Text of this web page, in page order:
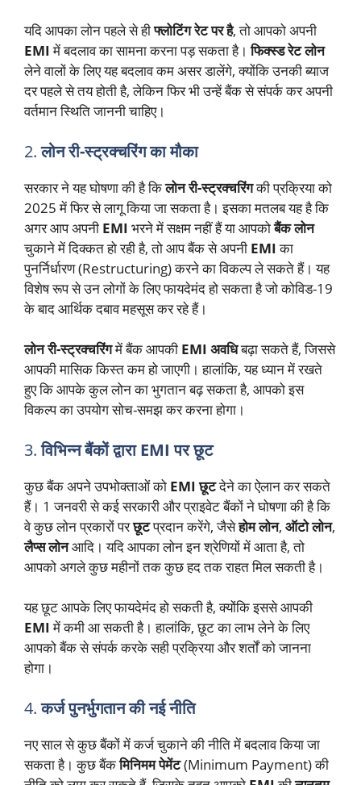
यदि आपका लोन पहले से हीफ्लोटिंग रेट पर है, तो आपको अपनी
EMI में बदलाव का सामना करना पड़ सकता है।फिक्स्ड रेट लोन
लेने वालों के लिए यह बदलाव कम असर डालेंगे, क्योंकि उनकी ब्याज
दर पहले से तय होती है, लेकिन फिर भी उन्हें बैंक से संपर्क कर अपनी
वर्तमान स्थिति जाननी चाहिए।
2.लोन री-स्ट्रक्चरिंग का मौका
सरकार ने यह घोषणा की है किलोन री-स्ट्रक्चरिंगकी प्रक्रिया को
2025 में फिर से लागू किया जा सकता है। इसका मतलब यह है कि
अगर आप अपनी EMI भरने में सक्षम नहीं हैं या आपकोबैंक लोन
चुकाने में दिक्कत हो रही है, तो आप बैंक से अपनी EMI का
पुनर्निर्धारण (Restructuring) करने का विकल्प ले सकते हैं। यह
विशेष रूप से उन लोगों के लिए फायदेमंद हो सकता है जो कोविड-19
के बाद आर्थिक दबाव महसूस कर रहे हैं।
लोन री-स्ट्रक्चरिंगमें बैंक आपकी EMI अवधिबढ़ा सकते हैं, जिससे
आपकी मासिक किस्त कम हो जाएगी। हालांकि, यह ध्यान में रखते
हुए कि आपके कुल लोन का भुगतान बढ़ सकता है, आपको इस
विकल्प का उपयोग सोच-समझ कर करना होगा।
3.विभिन्न बैंकों द्वारा EMI पर छूट
कुछ बैंक अपने उपभोक्ताओं को EMI छूटदेने का ऐलान कर सकते
हैं। 1 जनवरी से कई सरकारी और प्राइवेट बैंकों ने घोषणा की है कि
वे कुछ लोन प्रकारों परछूटप्रदान करेंगे, जैसेहोम लोन, ऑटो लोन,
लैप्स लोनआदि। यदि आपका लोन इन श्रेणियों में आता है, तो
आपको अगले कुछ महीनों तक कुछ हद तक राहत मिल सकती है।
यह छूट आपके लिए फायदेमंद हो सकती है, क्योंकि इससे आपकी
EMI में कमी आ सकती है। हालांकि, छूट का लाभ लेने के लिए
आपको बैंक से संपर्क करके सही प्रक्रिया और शर्तों को जानना
होगा।
4.कर्ज पुनर्भुगतान की नई नीति
नए साल से कुछ बैंकों में कर्ज चुकाने की नीति में बदलाव किया जा
सकता है। कुछ बैंकमिनिमम पेमेंट(Minimum Payment) की